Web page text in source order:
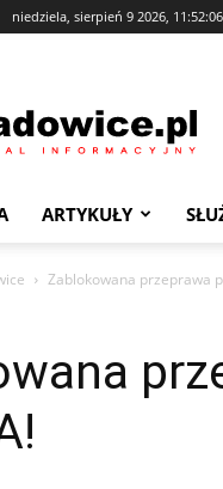
niedziela, sierpień 9 2026, 11:52:06
ARTYKUŁY
Zablokowana przeprawa